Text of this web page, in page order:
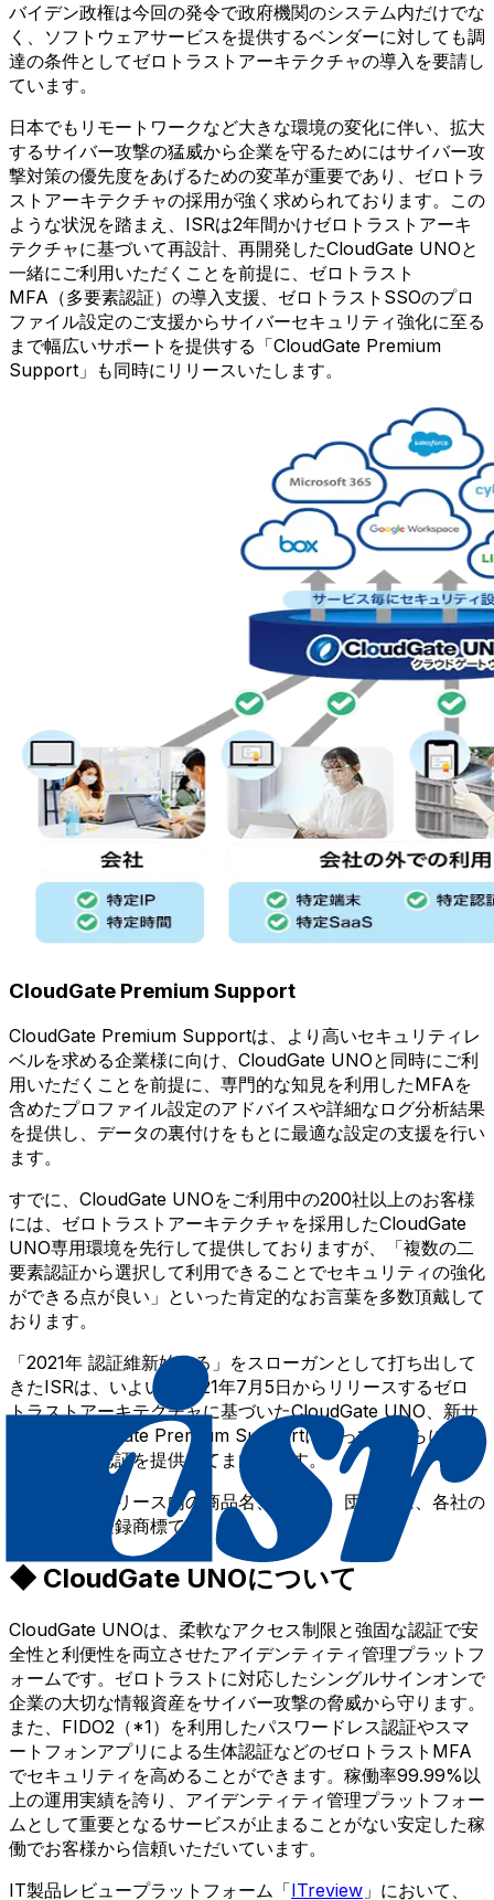
バイデン政権は今回の発令で政府機関のシステム内だけでな
く、ソフトウェアサービスを提供するベンダーに対しても調
達の条件としてゼロトラストアーキテクチャの導入を要請し
ています。
日本でもリモートワークなど大きな環境の変化に伴い、拡大
するサイバー攻撃の猛威から企業を守るためにはサイバー攻
撃対策の優先度をあげるための変革が重要であり、ゼロトラ
ストアーキテクチャの採用が強く求められております。この
ような状況を踏まえ、ISRは2年間かけゼロトラストアーキ
テクチャに基づいて再設計、再開発したCloudGate UNOと
一緒にご利用いただくことを前提に、ゼロトラスト
MFA（多要素認証）の導入支援、ゼロトラストSSOのプロ
ファイル設定のご支援からサイバーセキュリティ強化に至る
まで幅広いサポートを提供する「CloudGate Premium
Support」も同時にリリースいたします。
CloudGate Premium Support
CloudGate Premium Supportは、より高いセキュリティレ
ベルを求める企業様に向け、CloudGate UNOと同時にご利
用いただくことを前提に、専門的な知見を利用したMFAを
含めたプロファイル設定のアドバイスや詳細なログ分析結果
を提供し、データの裏付けをもとに最適な設定の支援を行い
ます。
すでに、CloudGate UNOをご利用中の200社以上のお客様
には、ゼロトラストアーキテクチャを採用したCloudGate
UNO専用環境を先行して提供しておりますが、「複数の二
要素認証から選択して利用できることでセキュリティの強化
ができる点が良い」といった肯定的なお言葉を多数頂戴して
おります。
「2021年 認証維新始まる」をスローガンとして打ち出して
きたISRは、いよいよ2021年7月5日からリリースするゼロ
トラストアーキテクチャに基づいたCloudGate UNO、新サ
ービスCloudGate Premium Supportによって、さらに安全
かつ便利な認証を提供してまいります。
＊本プレスリリース内の商品名、会社名、団体名は、各社の
商標または登録商標です。
◆ CloudGate UNOについて
CloudGate UNOは、柔軟なアクセス制限と強固な認証で安
全性と利便性を両立させたアイデンティティ管理プラットフ
ォームです。ゼロトラストに対応したシングルサインオンで
企業の大切な情報資産をサイバー攻撃の脅威から守ります。
また、FIDO2（*1）を利用したパスワードレス認証やスマ
ートフォンアプリによる生体認証などのゼロトラストMFA
でセキュリティを高めることができます。稼働率99.99%以
上の運用実績を誇り、アイデンティティ管理プラットフォー
ムとして重要となるサービスが止まることがない安定した稼
働でお客様から信頼いただいています。
IT製品レビュープラットフォーム「ITreview 」において、